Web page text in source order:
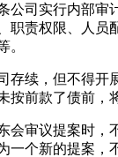
司实行内部审
职责权限、人员
。
续，但不得开
按前款了债前，
审议提案时，
一个新的提案，